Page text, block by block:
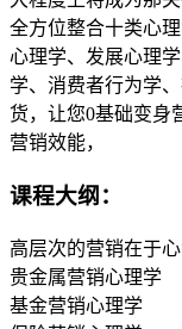
全方位整合十类心
心理学、发展心理
学、消费者行为学
货，让您0基础变身
营销效能，
课程大纲：
高层次的营销在于
贵金属营销心理学
基金营销心理学